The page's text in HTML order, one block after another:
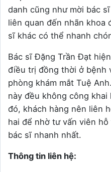
danh cũng như mời bác
liên quan đến nhãn khoa
sĩ khác có thể nhanh
Bác sĩ Đặng Trần Đạt
điều trị đồng thời ở bệnh
phòng khám mắt Tuệ
này đều không công khai
đó, khách hàng nên liên
hai để nhờ tư vấn viên
bác sĩ nhanh nhất.
Thông tin liên hệ: